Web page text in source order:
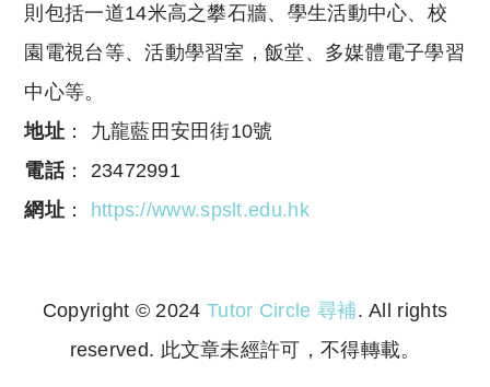
則包括一道14米高之攀石牆、學生活動中心、校
園電視台等、活動學習室，飯堂、多媒體電子學習
中心等。
地址 ： 九龍藍田安田街10號
電話： 23472991
網址 ： https://www.spslt.edu.hk
Copyright © 2024 Tutor Circle 尋補. All rights
reserved. 此文章未經許可，不得轉載。